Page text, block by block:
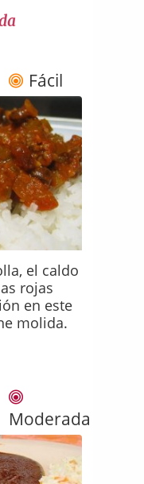
Fácil
el caldo
rojas
en este
molida.
Moderada